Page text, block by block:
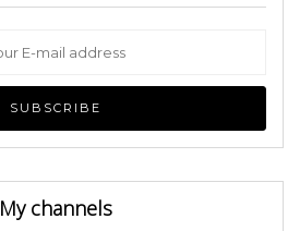
My channels